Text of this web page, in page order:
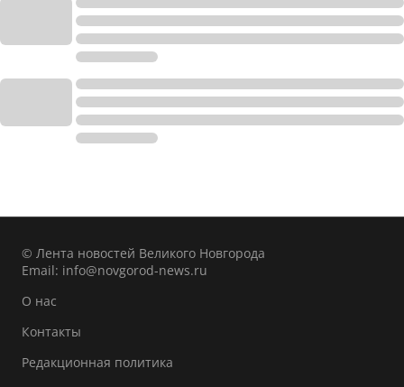
© Лента новостей Великого Новгорода
Email: info@novgorod-news.ru
О нас
Контакты
Редакционная политика